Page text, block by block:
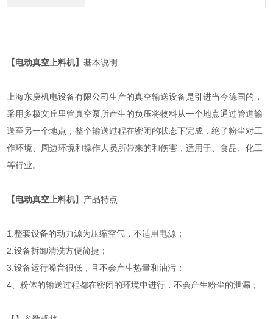
【电动真空上料机】基本说明
上海东庚机电设备有限公司生产的真空输送设备是引进当今德国的，
采用多极文丘里管真空泵所产生的负压将物料从一个地点通过管道输
送至另一个地点，整个输送过程在密闭的状态下完成，绝了粉尘对工
作环境、周边环境和操作人员所带来的和伤害，适用于、食品、化工
等行业。
【电动真空上料机】产品特点
1.整套设备的动力源为压缩空气，不适用电源；
2.设备拆卸清洗方便简捷；
3.设备运行噪音很低，且不会产生热量和油污；
4、粉体的输送过程都在密闭的环境中进行，不会产生粉尘的泄漏；